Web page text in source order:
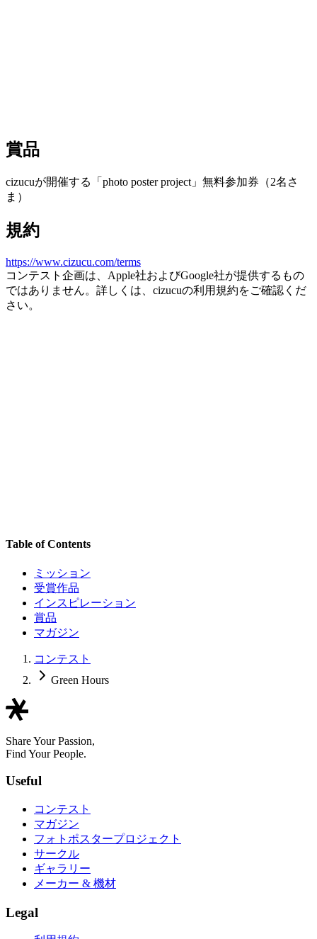
賞品
cizucuが開催する「photo poster project」無料参加券（2名さ
ま）
規約
https://www.cizucu.com/terms
コンテスト企画は、Apple社およびGoogle社が提供するもの
ではありません。詳しくは、cizucuの利用規約をご確認くだ
さい。
Table of Contents
ミッション
受賞作品
インスピレーション
賞品
マガジン
コンテスト
Green Hours
Share Your Passion,
Find Your People.
Useful
コンテスト
マガジン
フォトポスタープロジェクト
サークル
ギャラリー
メーカー & 機材
Legal